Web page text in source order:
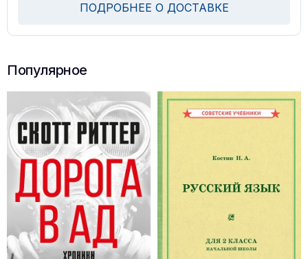
ПОДРОБНЕЕ О ДОСТАВКЕ
Популярное